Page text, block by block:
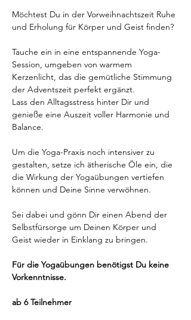
Möchtest Du in der Vorweihnachtszeit Ruhe
und Erholung für Körper und Geist finden?
Tauche ein in eine entspannende Yoga-
Session, umgeben von warmem
Kerzenlicht, das die gemütliche Stimmung
der Adventszeit perfekt ergänzt.
Lass den Alltagsstress hinter Dir und
genieße eine Auszeit voller Harmonie und
Balance.
Um die Yoga-Praxis noch intensiver zu
gestalten, setze ich ätherische Öle ein, die
die Wirkung der Yogaübungen vertiefen
können und Deine Sinne verwöhnen.
Sei dabei und gönn Dir einen Abend der
Selbstfürsorge um Deinen Körper und
Geist wieder in Einklang zu bringen.
Für die Yogaübungen benötigst Du keine
Vorkenntnisse.
ab 6 Teilnehmer